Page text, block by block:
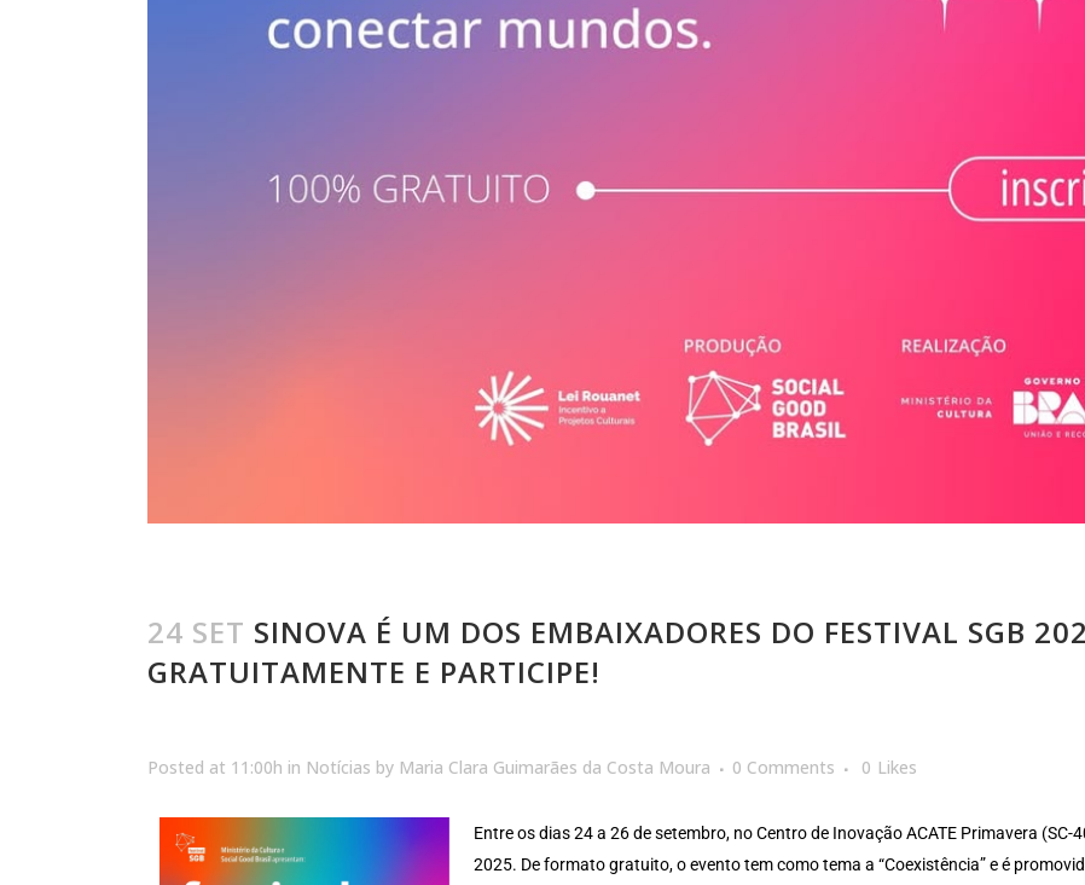
24 SET SINOVA É UM DOS EMBAIXADORES DO FESTIVAL SGB
GRATUITAMENTE E PARTICIPE!
Posted at 11:00h in Notícias by Maria Clara Guimarães da Costa Moura 0 Comments 0 Likes
Entre os dias 24 a 26 de setembro, no Centro de Inovação ACATE Primavera
2025. De formato gratuito, o evento tem como tema a “Coexistência” e é